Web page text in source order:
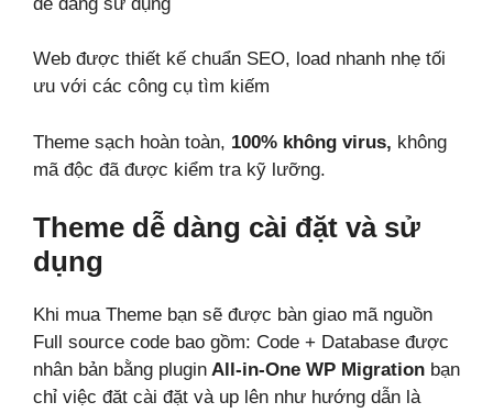
Web được thiết kế chuẩn SEO, load nhanh nhẹ tối
ưu với các công cụ tìm kiếm
Theme sạch hoàn toàn, 100% không virus, không
mã độc đã được kiểm tra kỹ lưỡng.
Theme dễ dàng cài đặt và sử
dụng
Khi mua Theme bạn sẽ được bàn giao mã nguồn
Full source code bao gồm: Code + Database được
nhân bản bằng plugin All-in-One WP Migration bạn
chỉ việc đăt cài đặt và up lên như hướng dẫn là